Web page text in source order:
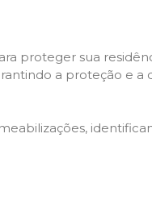
proteger sua
a proteção e a